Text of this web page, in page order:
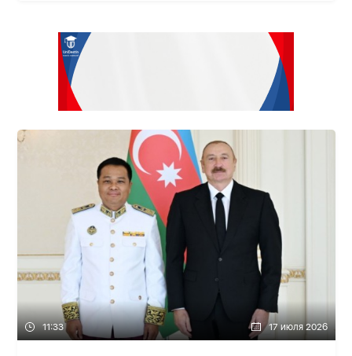
11:33 17 июля 2026